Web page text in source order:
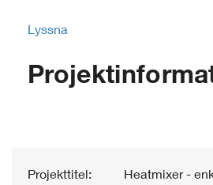
Lyssna
Projekttitel:
Heatmixer -